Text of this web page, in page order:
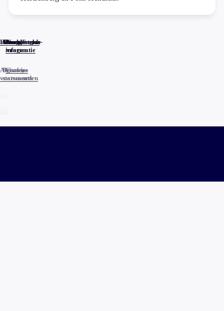
Home
Actueel
Uitzendingen
Reacties
Programma-
informatie
Veelgestelde
vragen
Algemene
voorwaarden
Privacy
statements
Cookies